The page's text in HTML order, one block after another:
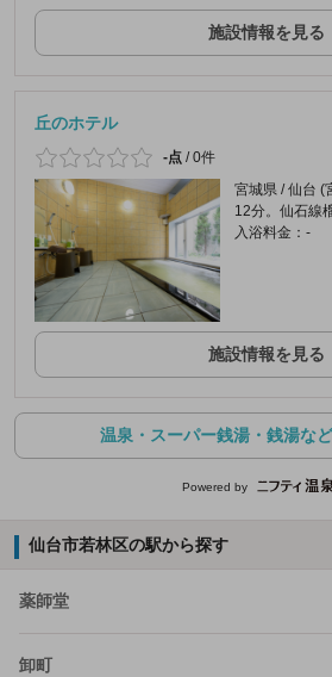
施設情報を見る
丘のホテル
-点 /0件
宮城県 / 仙台 (
12分。仙石線
入浴料金：-
施設情報を見る
温泉・スーパー銭湯・銭湯な
Powered by
仙台市若林区の駅から探す
薬師堂
卸町